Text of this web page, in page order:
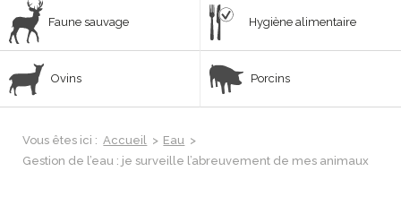
Faune sauvage Hygiène alimentaire
Ovins Porcins
Vous êtes ici : Accueil > Eau >
Gestion de l’eau : je surveille l’abreuvement de mes animaux